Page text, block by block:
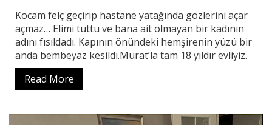
Kocam felç geçirip hastane yatağında gözlerini açar
açmaz… Elimi tuttu ve bana ait olmayan bir kadının
adını fısıldadı. Kapının önündeki hemşirenin yüzü bir
anda bembeyaz kesildi.Murat’la tam 18 yıldır evliyiz.
Read More